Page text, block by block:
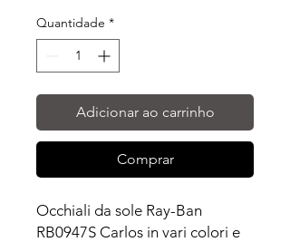
Quantidade *
Adicionar ao carrinho
Comprar
Occhiali da sole Ray-Ban
RB0947S Carlos in vari colori e